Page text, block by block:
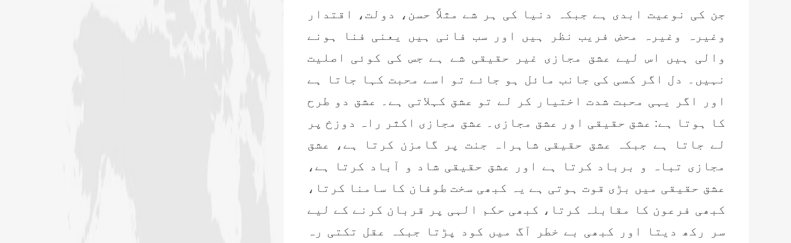
جن کی نوعیت ابدی ہے جبکہ دنیا کی ہر شے مثلاً حسن، دولت، اقتدار
وغیرہ وغیرہ محض فریب نظر ہیں اور سب فانی ہیں یعنی فنا ہونے
والی ہیں اس لیے عشق مجازی غیر حقیقی شے ہے جس کی کوئی اصلیت
نہیں۔ دل اگر کسی کی جانب مائل ہو جائے تو اسے محبت کہا جاتا ہے
اور اگر یہی محبت شدت اختیار کر لے تو عشق کہلاتی ہے۔ عشق دو طرح
کا ہوتا ہے: عشق حقیقی اور عشق مجازی۔ عشق مجازی اکثر راہ دوزخ پر
لے جاتا ہے جبکہ عشق حقیقی شاہراہ جنت پر گامزن کرتا ہے، عشق
مجازی تباہ و برباد کرتا ہے اور عشق حقیقی شاد و آباد کرتا ہے،
عشق حقیقی میں بڑی قوت ہوتی ہے یہ کبھی سخت طوفان کا سامنا کرتا،
کبھی فرعون کا مقابلہ کرتا، کبھی حکم الہی پر قربان کرنے کے لیے
سر رکھ دیتا اور کبھی بے خطر آگ میں کود پڑتا جبکہ عقل تکتی رہ